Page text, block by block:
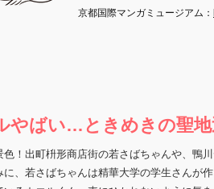
京都国際マンガミュージアム：
やばい…ときめきの聖地
色！出町枡形商店街の若さばちゃんや、鴨
、若さばちゃんは精華大学の学生さんが